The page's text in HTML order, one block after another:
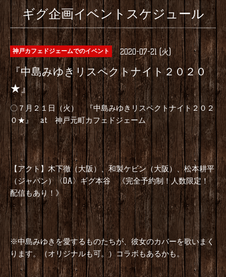
ギグ企画イベントスケジュール
神戸カフェドジェームでのイベント 2020-07-21 (火)
『中島みゆきリスペクトナイト２０２０
★』
〇７月２１日（火） 『中島みゆきリスペクトナイト２０２
０★』at 神戸元町カフェドジェーム
【アクト】木下徹（大阪）、和製ケビン（大阪）、松本耕平
（ジャパン）〈OA〉ギグ本谷 《完全予約制！人数限定！
配信もあり！》
※中島みゆきを愛するものたちが、彼女のカバーを歌いまく
ります。（オリジナルも可。）コラボもあるかも。